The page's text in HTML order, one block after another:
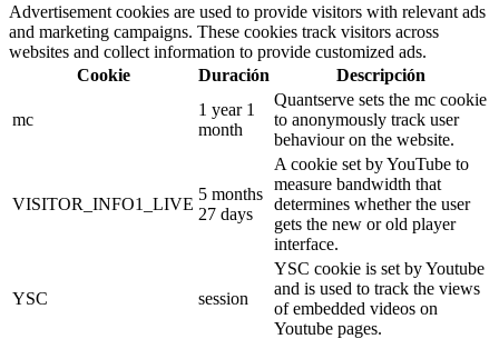
Advertisement cookies are used to provide visitors with relevant ads
and marketing campaigns. These cookies track visitors across
websites and collect information to provide customized ads.
Cookie
Duración Descripción
mc
1 year 1
month
Quantserve sets the mc cookie
to anonymously track user
behaviour on the website.
VISITOR_INFO1_LIVE
5 months
27 days
A cookie set by YouTube to
measure bandwidth that
determines whether the user
gets the new or old player
interface.
YSC session
YSC cookie is set by Youtube
and is used to track the views
of embedded videos on
Youtube pages.